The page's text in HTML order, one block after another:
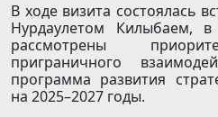
В ходе визита состоялась
Нурдаулетом Килыбаем,
рассмотрены
приграничного
программа развития
на 2025–2027 годы.